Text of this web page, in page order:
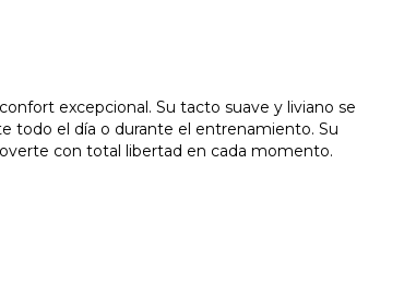
excepcional. Su tacto suave y liviano se
todo el día o durante el entrenamiento. Su
con total libertad en cada momento.